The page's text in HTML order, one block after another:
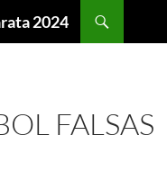
2024
FALSAS